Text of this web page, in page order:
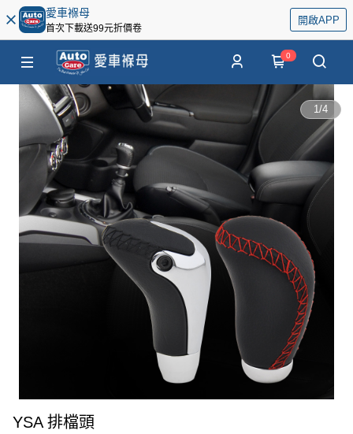
愛車褓母
首次下載送99元折價卷
開啟APP
0
1/4
YSA 排檔頭